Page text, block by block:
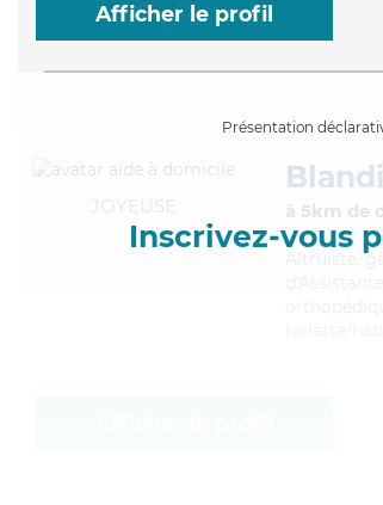
Afficher le profil
Présentation
Inscrivez-vous
JOYEUSE à 5km de
,